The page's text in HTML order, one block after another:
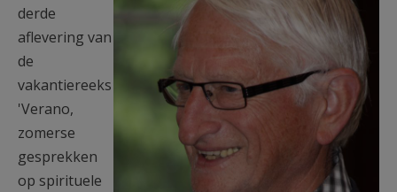
derde
aflevering van
de
vakantiereeks
'Verano,
zomerse
gesprekken
op spirituele